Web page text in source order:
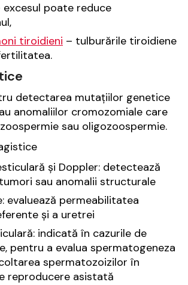
excesul poate reduce
tiroidieni – tulburările tiroidiene
detectarea mutațiilor genetice
anomaliilor cromozomiale care
sau oligozoospermie.
și Doppler: detectează
sau anomalii structurale
evaluează permeabilitatea
și a uretrei
indicată în cazurile de
pentru a evalua spermatogeneza
spermatozoizilor în
reproducere asistată